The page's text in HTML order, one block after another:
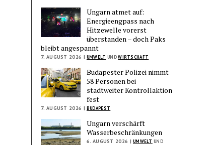
Ungarn atmet auf:
Energieengpass nach
Hitzewelle vorerst
überstanden – doch Paks
bleibt angespannt
7. AUGUST 2026 | UMWELT UNDWIRTSCHAFT
Budapester Polizei nimmt
58 Personen bei
stadtweiter Kontrollaktion
fest
7. AUGUST 2026 | BUDAPEST
Ungarn verschärft
Wasserbeschränkungen
6. AUGUST 2026 | UMWELT UND